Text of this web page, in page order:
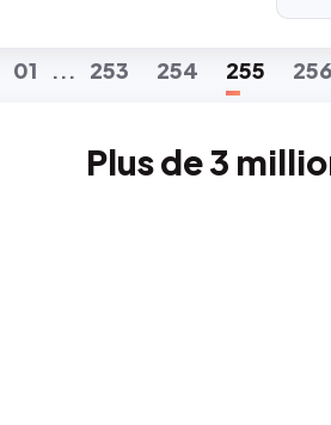
01 ... 253 254 255 256
Plus de 3